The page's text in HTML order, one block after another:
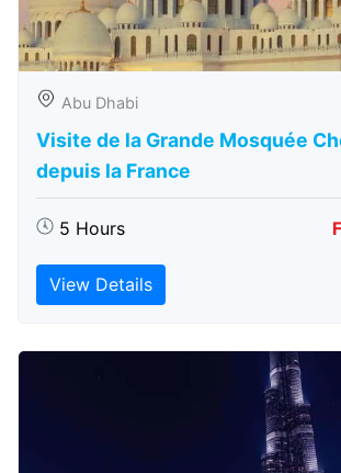
Abu Dhabi
Visite de la Grande Mosquée
depuis la France
5 Hours
View Details